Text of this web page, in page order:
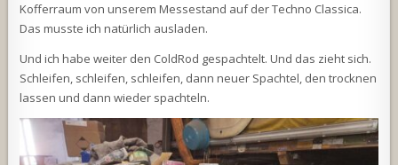
Kofferraum von unserem Messestand auf der Techno Classica.
Das musste ich natürlich ausladen.
Und ich habe weiter den ColdRod gespachtelt. Und das zieht sich.
Schleifen, schleifen, schleifen, dann neuer Spachtel, den trocknen
lassen und dann wieder spachteln.